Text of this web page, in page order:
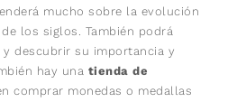
mucho sobre la evolución
los siglos. También podrá
descubrir su importancia y
hay una tienda de
comprar monedas o medallas